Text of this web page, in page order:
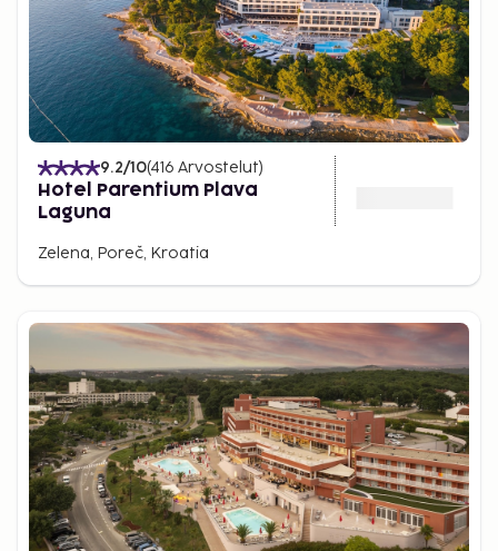
9.2/10(416 Arvostelut)
Hotel Parentium Plava
Laguna
Zelena, Poreč, Kroatia